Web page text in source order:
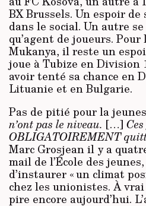
BX Brussels. Un espoir
dans le social. Un autre
qu’agent de joueurs.
Mukanya, il reste un
joue à Tubize en Division
avoir tenté sa chance en
Lituanie et en Bulgarie.
Pas de pitié pour la
n’ont pas le niveau. […]
OBLIGATOIREMENT
Marc Grosjean il y a
mail de l’École des
d’instaurer « un climat
chez les unionistes. À
pire encore aujourd’hui.